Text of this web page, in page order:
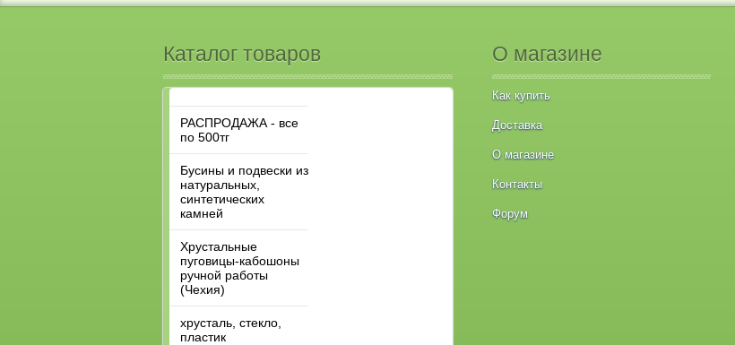
Каталог товаров
РАСПРОДАЖА - все
по 500тг
Бусины и подвески из
натуральных,
синтетических
камней
Хрустальные
пуговицы-кабошоны
ручной работы
(Чехия)
хрусталь, стекло,
пластик
О магазине
Как купить
Доставка
О магазине
Контакты
Форум